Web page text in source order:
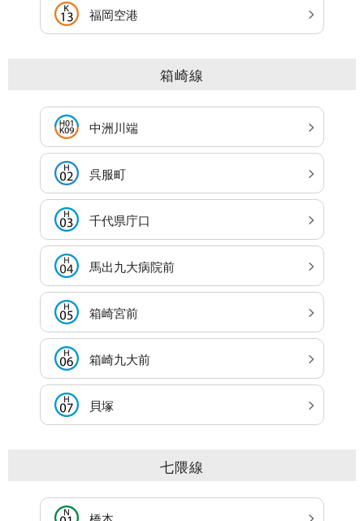
福岡空港
箱崎線
中洲川端
呉服町
千代県庁口
馬出九大病院前
箱崎宮前
箱崎九大前
貝塚
七隈線